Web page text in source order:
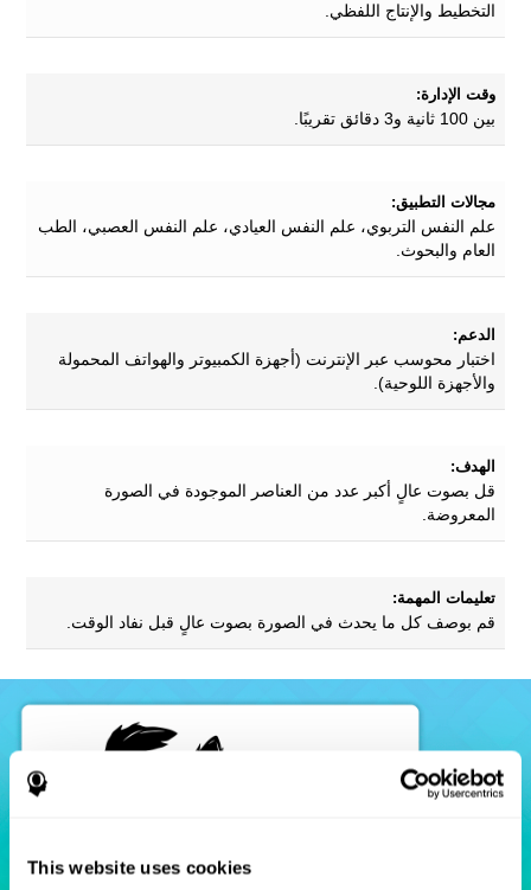
This website uses cookies
التخطيط والإنتاج اللفظي.
وقت الإدارة:
بين 100 ثانية و3 دقائق تقريبًا.
مجالات التطبيق:
علم النفس التربوي، علم النفس العيادي، علم النفس العصبي، الطب
العام والبحوث.
الدعم:
اختبار محوسب عبر الإنترنت (أجهزة الكمبيوتر والهواتف المحمولة
والأجهزة اللوحية).
الهدف:
قل بصوت عالٍ أكبر عدد من العناصر الموجودة في الصورة
المعروضة.
تعليمات المهمة:
قم بوصف كل ما يحدث في الصورة بصوت عالٍ قبل نفاد الوقت.